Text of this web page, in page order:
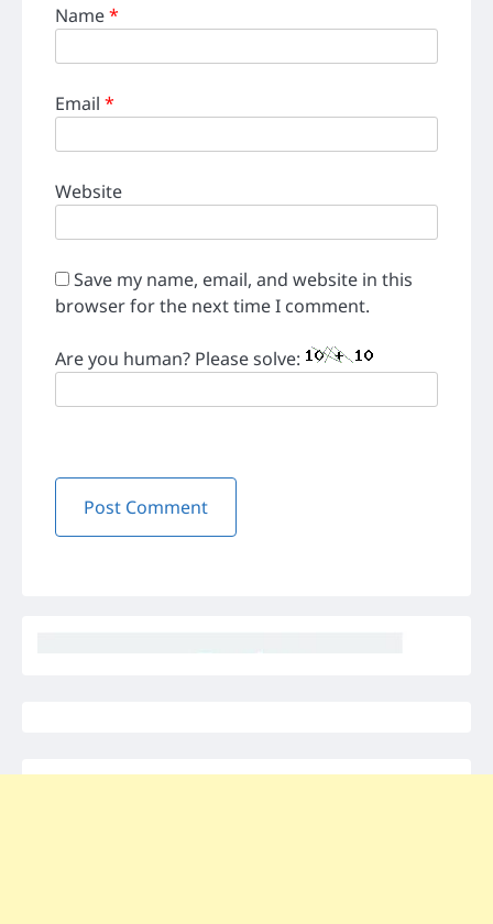
Name*
Email *
Website
Save my name, email, and website in this
browser for the next time I comment.
Are you human? Please solve: